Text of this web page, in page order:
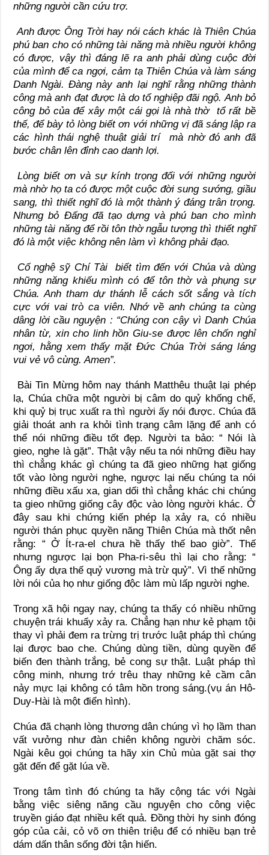
những người cần cứu trợ.
Anh được Ông Trời hay nói cách khác là Thiên Chúa
phú ban cho có những tài năng mà nhiều người không
có được, vậy thì đáng lẽ ra anh phải dùng cuộc đời
của mình để ca ngợi, cảm tạ Thiên Chúa và làm sáng
Danh Ngài. Đàng này anh lại nghĩ rằng những thành
công mà anh đạt được là do tổ nghiệp đãi ngộ. Anh bỏ
công bỏ của để xây một cái gọi là nhà thờ tổ rất bề
thế, để bày tỏ lòng biết ơn với những vị đã sáng lập ra
các hình thái nghệ thuật giải trí mà nhờ đó anh đã
bước chân lên đỉnh cao danh lợi.
Lòng biết ơn và sự kính trọng đối với những người
mà nhờ họ ta có được một cuộc đời sung sướng, giầu
sang, thì thiết nghĩ đó là một thành ý đáng trân trọng.
Nhưng bỏ Đấng đã tạo dựng và phú ban cho mình
những tài năng để rồi tôn thờ ngẫu tượng thì thiết nghĩ
đó là một việc không nên làm vì không phải đạo.
Cố nghệ sỹ Chí Tài biết tìm đến với Chúa và dùng
những năng khiếu mình có để tôn thờ và phụng sự
Chúa. Anh tham dự thánh lễ cách sốt sắng và tích
cực với vai trò ca viên. Nhớ về anh chúng ta cùng
dâng lời cầu nguyện : “Chúng con cậy vì Danh Chúa
nhân từ, xin cho linh hồn Giu-se được lên chốn nghỉ
ngơi, hằng xem thấy mặt Đức Chúa Trời sáng láng
vui vẻ vô cùng. Amen”.
Bài Tin Mừng hôm nay thánh Matthêu thuật lại phép
lạ, Chúa chữa một người bị câm do quỷ khống chế,
khi quỷ bị trục xuất ra thì người ấy nói được. Chúa đã
giải thoát anh ra khỏi tình trạng câm lặng để anh có
thể nói những điều tốt đẹp. Người ta bảo: “ Nói là
gieo, nghe là gặt”. Thật vậy nếu ta nói những điều hay
thì chẳng khác gì chúng ta đã gieo những hạt giống
tốt vào lòng người nghe, ngược lại nếu chúng ta nói
những điều xấu xa, gian dối thì chẳng khác chi chúng
ta gieo những giống cây độc vào lòng người khác. Ở
đây sau khi chứng kiến phép lạ xảy ra, có nhiều
người thán phục quyền năng Thiên Chúa mà thốt nên
rằng: “ Ở Ít-ra-el chưa hề thấy thế bao giờ”. Thế
nhưng ngược lại bọn Pha-ri-sêu thì lại cho rằng: “
Ông ấy dựa thế quỷ vương mà trừ quỷ”. Vì thế những
lời nói của họ như giống độc làm mù lấp người nghe.
Trong xã hội ngay nay, chúng ta thấy có nhiều những
chuyện trái khuấy xảy ra. Chẳng hạn như kẻ phạm tội
thay vì phải đem ra trừng trị trước luật pháp thì chúng
lại được bao che. Chúng dùng tiền, dùng quyền để
biến đen thành trắng, bẻ cong sự thật. Luật pháp thì
công minh, nhưng trớ trêu thay những kẻ cầm cân
nảy mực lại không có tâm hồn trong sáng.(vụ án Hô-
Duy-Hài là một điển hình).
Chúa đã chạnh lòng thương dân chúng vì họ lầm than
vất vưởng như đàn chiên không người chăm sóc.
Ngài kêu gọi chúng ta hãy xin Chủ mùa gặt sai thợ
gặt đến để gặt lúa về.
Trong tâm tình đó chúng ta hãy cộng tác với Ngài
bằng việc siêng năng cầu nguyện cho công việc
truyền giáo đạt nhiều kết quả. Đồng thời hy sinh đóng
góp của cải, cỏ võ ơn thiên triệu để có nhiều bạn trẻ
dám dấn thân sống đời tận hiến.